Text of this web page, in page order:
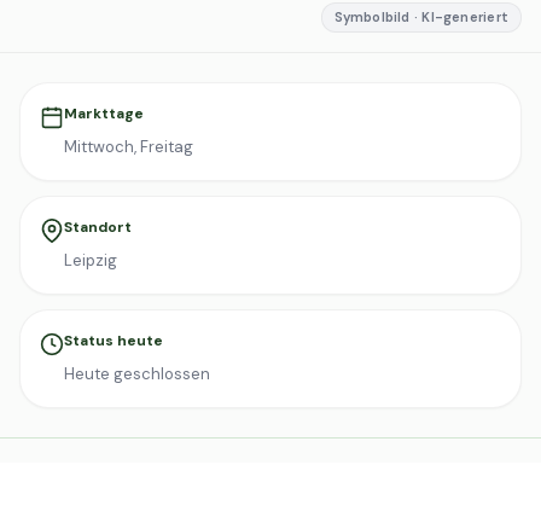
Symbolbild · KI-generiert
Markttage
Mittwoch, Freitag
Standort
Leipzig
Status heute
Heute geschlossen